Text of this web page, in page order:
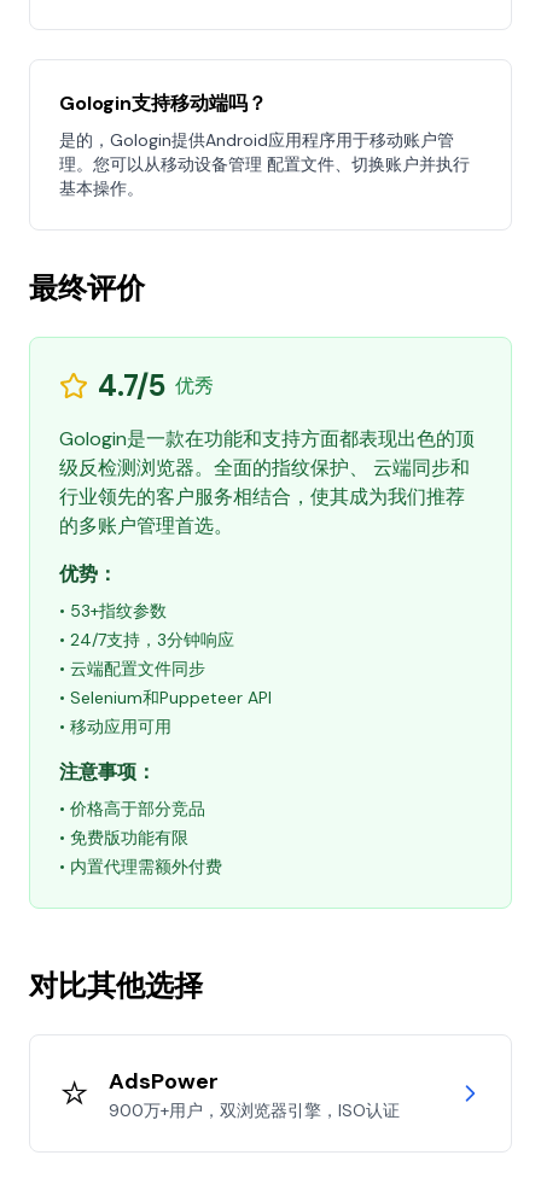
Gologin支持移动端吗？
是的，Gologin提供Android应用程序用于移动账户管
理。您可以从移动设备管理 配置文件、切换账户并执行
基本操作。
最终评价
4.7/5 优秀
Gologin是一款在功能和支持方面都表现出色的顶
级反检测浏览器。全面的指纹保护、 云端同步和
行业领先的客户服务相结合，使其成为我们推荐
的多账户管理首选。
优势：
• 53+指纹参数
• 24/7支持，3分钟响应
• 云端配置文件同步
• Selenium和Puppeteer API
• 移动应用可用
注意事项：
• 价格高于部分竞品
• 免费版功能有限
• 内置代理需额外付费
对比其他选择
⭐ AdsPower
900万+用户，双浏览器引擎，ISO认证